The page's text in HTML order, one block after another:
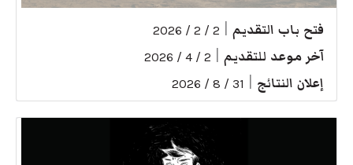
فتح باب التقديم 2 / 2 / 2026
آخر موعد للتقديم 2 / 4 / 2026
إعلان النتائج 31 / 8 / 2026